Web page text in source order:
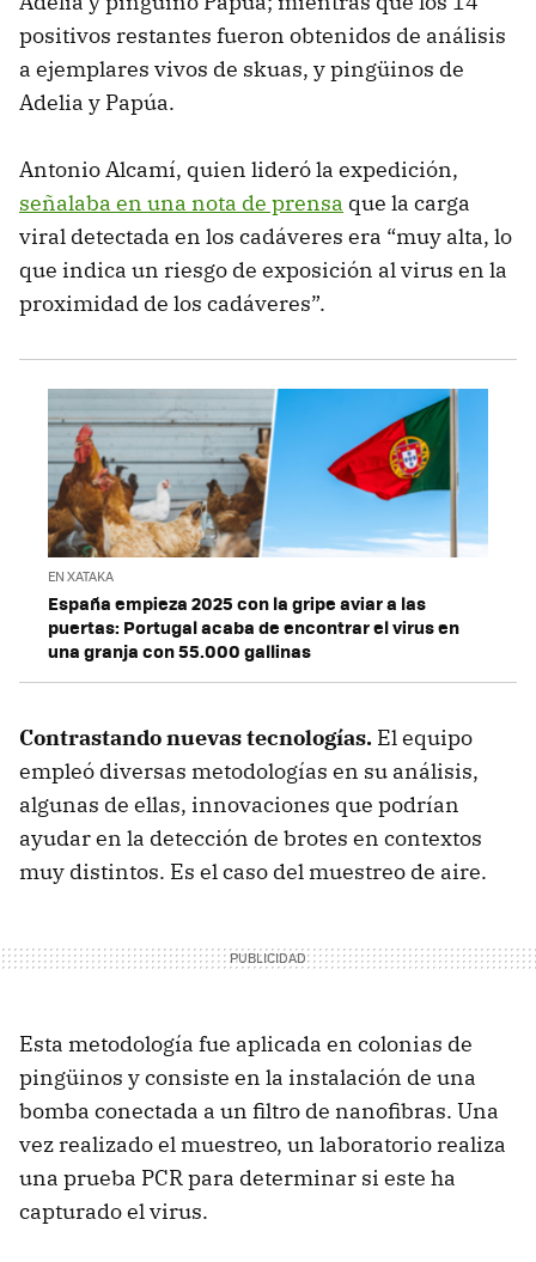
positivos restantes fueron obtenidos de análisis
a ejemplares vivos de skuas, y pingüinos de
Adelia y Papúa.
Antonio Alcamí, quien lideró la expedición,
señalaba en una nota de prensa que la carga
viral detectada en los cadáveres era “muy alta, lo
que indica un riesgo de exposición al virus en la
proximidad de los cadáveres”.
EN XATAKA
España empieza 2025 con la gripe aviar a las
puertas: Portugal acaba de encontrar el virus en
una granja con 55.000 gallinas
Contrastando nuevas tecnologías. El equipo
empleó diversas metodologías en su análisis,
algunas de ellas, innovaciones que podrían
ayudar en la detección de brotes en contextos
muy distintos. Es el caso del muestreo de aire.
Esta metodología fue aplicada en colonias de
pingüinos y consiste en la instalación de una
bomba conectada a un filtro de nanofibras. Una
vez realizado el muestreo, un laboratorio realiza
una prueba PCR para determinar si este ha
capturado el virus.